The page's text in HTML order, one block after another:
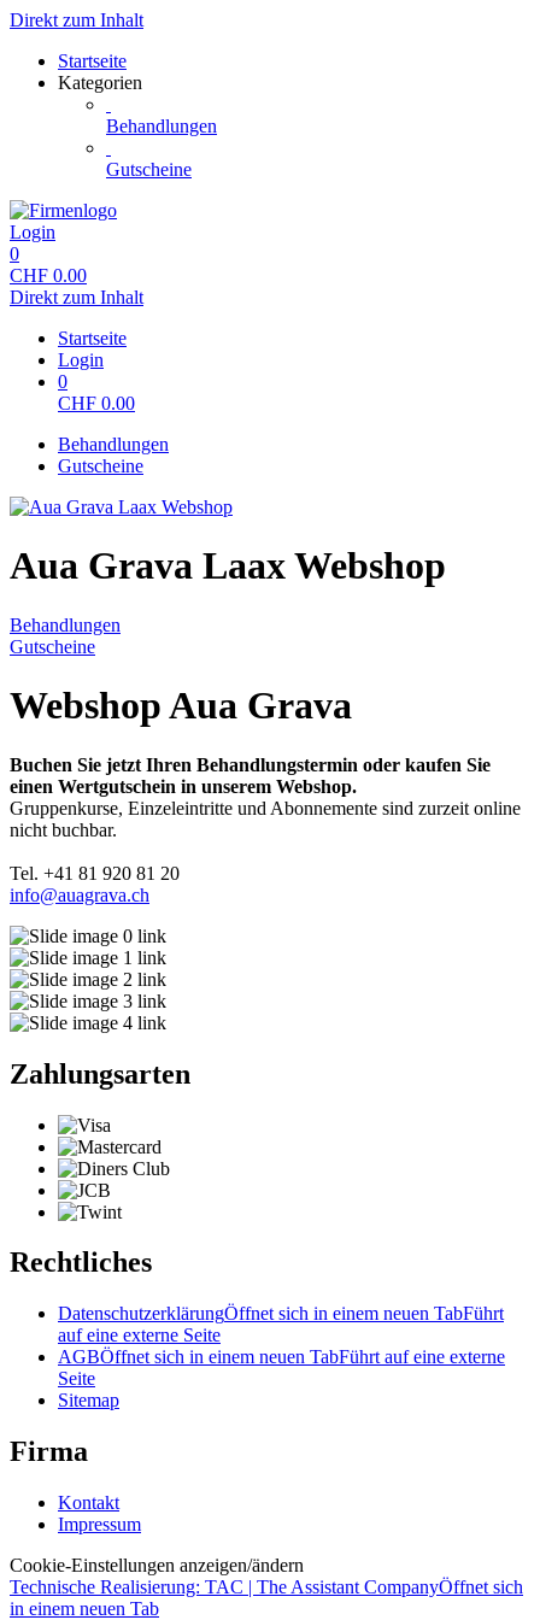
Direkt zum Inhalt
Startseite
Kategorien
Behandlungen
Gutscheine
Login
0
CHF 0.00
Direkt zum Inhalt
Startseite
Login
0
CHF 0.00
Behandlungen
Gutscheine
Aua Grava Laax Webshop
Behandlungen
Gutscheine
Webshop Aua Grava
Buchen Sie jetzt Ihren Behandlungstermin oder kaufen Sie
einen Wertgutschein in unserem Webshop.
Gruppenkurse, Einzeleintritte und Abonnemente sind zurzeit online
nicht buchbar.
Tel. +41 81 920 81 20
info@auagrava.ch
Zahlungsarten
Rechtliches
DatenschutzerklärungÖffnet sich in einem neuen TabFührt
auf eine externe Seite
AGBÖffnet sich in einem neuen TabFührt auf eine externe
Seite
Sitemap
Firma
Kontakt
Impressum
Cookie-Einstellungen anzeigen/ändern
Technische Realisierung: TAC | The Assistant CompanyÖffnet sich
in einem neuen Tab